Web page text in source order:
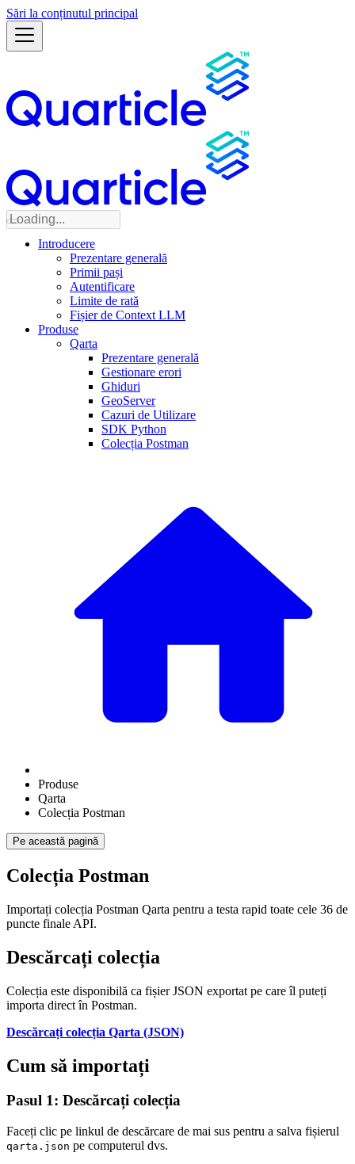
Sări la conținutul principal
Introducere
Prezentare generală
Primii pași
Autentificare
Limite de rată
Fișier de Context LLM
Produse
Qarta
Prezentare generală
Gestionare erori
Ghiduri
GeoServer
Cazuri de Utilizare
SDK Python
Colecția Postman
Produse
Qarta
Colecția Postman
Pe această pagină
Colecția Postman
Importați colecția Postman Qarta pentru a testa rapid toate cele 36 de
puncte finale API.
Descărcați colecția
Colecția este disponibilă ca fișier JSON exportat pe care îl puteți
importa direct în Postman.
Descărcați colecția Qarta (JSON)
Cum să importați
Pasul 1: Descărcați colecția
Faceți clic pe linkul de descărcare de mai sus pentru a salva fișierul
qarta.json pe computerul dvs.